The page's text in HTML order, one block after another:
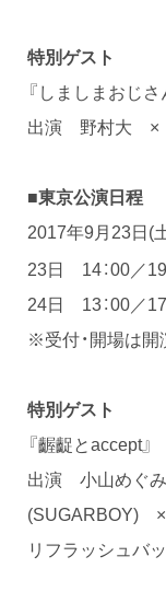
特別ゲスト
『しましまおじ
出演 野村大 ×
■東京公演日程
2017年9月23日(
23日 14：00／19
24日 13：00／17
※受付・開場は
特別ゲスト
『齷齪とaccept』
出演 小山め
(SUGARBOY)
リフラッシュバ